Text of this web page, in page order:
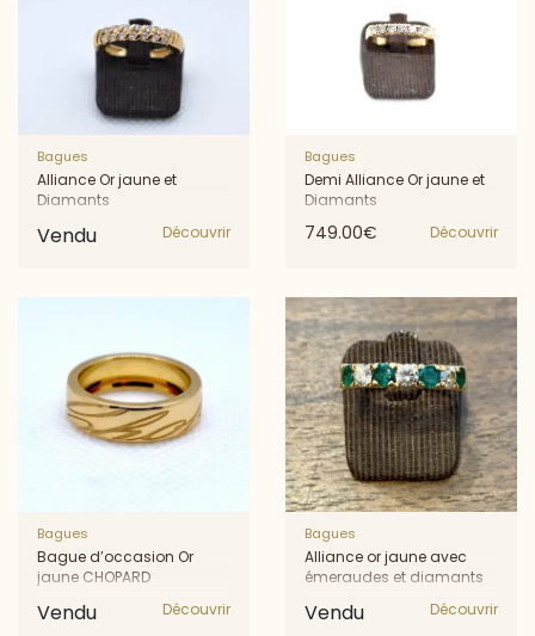
Bagues
Alliance Or jaune et
Diamants
Vendu Découvrir
Bagues
Demi Alliance Or jaune et
Diamants
749.00€ Découvrir
Bagues
Bague d’occasion Or
jaune CHOPARD
Vendu Découvrir
Bagues
Alliance or jaune avec
émeraudes et diamants
Vendu Découvrir